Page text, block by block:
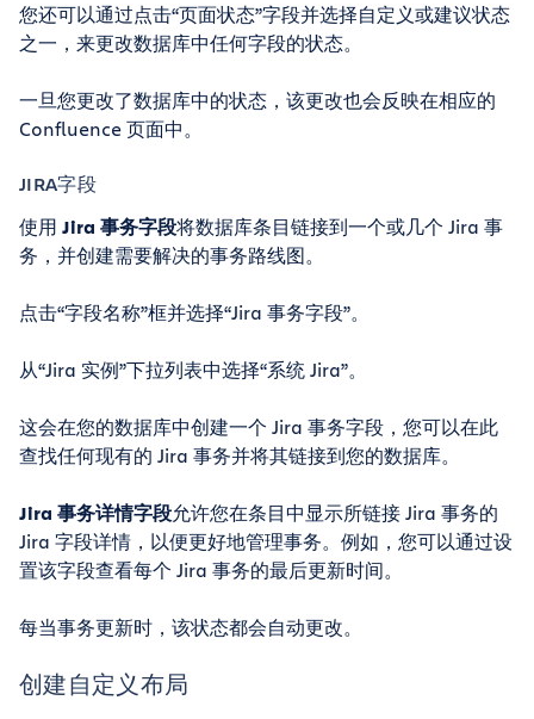
您还可以通过点击“页面状态”字段并选择自定义或建议状态
之一，来更改数据库中任何字段的状态。
一旦您更改了数据库中的状态，该更改也会反映在相应的
Confluence 页面中。
JIRA字段
使用 Jira 事务字段将数据库条目链接到一个或几个 Jira 事
务，并创建需要解决的事务路线图。
点击“字段名称”框并选择“Jira 事务字段”。
从“Jira 实例”下拉列表中选择“系统 Jira”。
这会在您的数据库中创建一个 Jira 事务字段，您可以在此
查找任何现有的 Jira 事务并将其链接到您的数据库。
Jira 事务详情字段允许您在条目中显示所链接 Jira 事务的
Jira 字段详情，以便更好地管理事务。例如，您可以通过设
置该字段查看每个 Jira 事务的最后更新时间。
每当事务更新时，该状态都会自动更改。
创建自定义布局